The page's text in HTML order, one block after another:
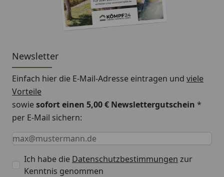
Newsletter
Einfach hier die E-Mail-Adresse eintragen und viele
Vorteile
sowiesofort einen 5,00 € Newslettergutschein *
per E-Mail sichern:
Keine Eingabe erforderlich
Eingabe erforderlich
E-Mail *
Ich habe die Datenschutzbestimmungen zur
Kenntnis genommen